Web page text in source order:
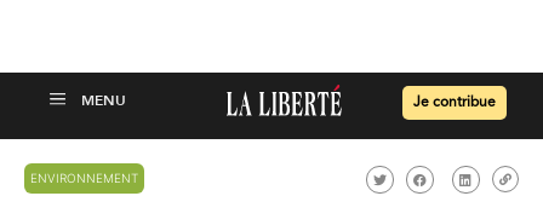
Je contribue
ENVIRONNEMENT